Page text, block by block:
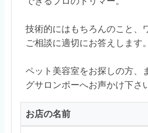
技術的にはもちろんのこと、
ご相談に適切にお答えします。
ペット美容室をお探しの方、
グサロンポーへお声かけ下さ
お店の名前